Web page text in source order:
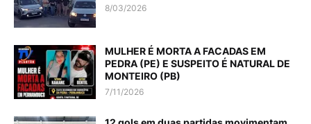
8/03/2026
MULHER É MORTA A FACADAS EM
PEDRA (PE) E SUSPEITO É NATURAL DE
MONTEIRO (PB)
7/11/2026